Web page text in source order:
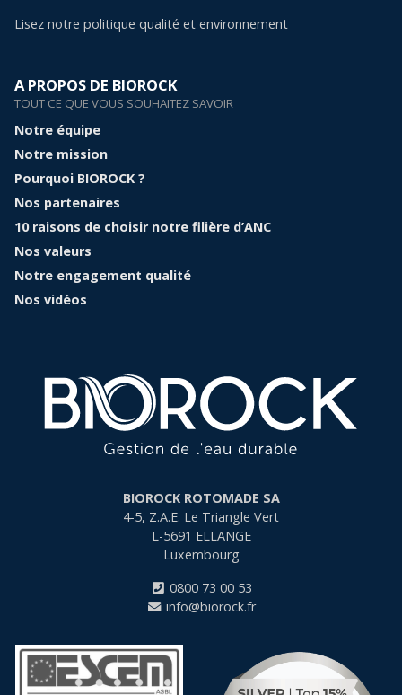
Lisez notre politique qualité et environnement
A PROPOS DE BIOROCK
TOUT CE QUE VOUS SOUHAITEZ SAVOIR
Notre équipe
Notre mission
Pourquoi BIOROCK ?
Nos partenaires
10 raisons de choisir notre filière d’ANC
Nos valeurs
Notre engagement qualité
Nos vidéos
BIOROCK ROTOMADE SA
4-5, Z.A.E. Le Triangle Vert
L-5691 ELLANGE
Luxembourg
0800 73 00 53
info@biorock.fr